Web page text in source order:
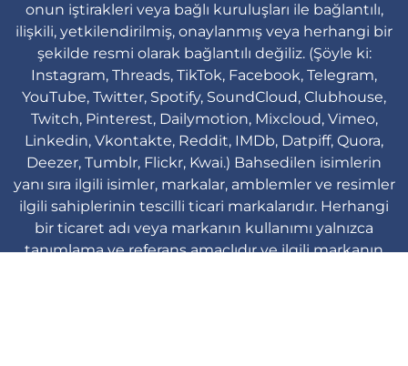
onun iştirakleri veya bağlı kuruluşları ile bağlantılı,
ilişkili, yetkilendirilmiş, onaylanmış veya herhangi bir
şekilde resmi olarak bağlantılı değiliz. (Şöyle ki:
Instagram, Threads, TikTok, Facebook, Telegram,
YouTube, Twitter, Spotify, SoundCloud, Clubhouse,
Twitch, Pinterest, Dailymotion, Mixcloud, Vimeo,
Linkedin, Vkontakte, Reddit, IMDb, Datpiff, Quora,
Deezer, Tumblr, Flickr, Kwai.) Bahsedilen isimlerin
yanı sıra ilgili isimler, markalar, amblemler ve resimler
ilgili sahiplerinin tescilli ticari markalarıdır. Herhangi
bir ticaret adı veya markanın kullanımı yalnızca
tanımlama ve referans amaçlıdır ve ilgili markanın